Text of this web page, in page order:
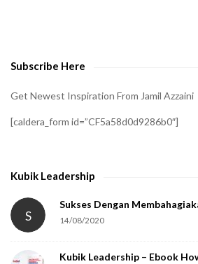
Subscribe Here
Get Newest Inspiration From Jamil Azzaini
[caldera_form id=”CF5a58d0d9286b0″]
Kubik Leadership
S
Sukses Dengan
14/08/2020
Kubik Leadership – Ebook